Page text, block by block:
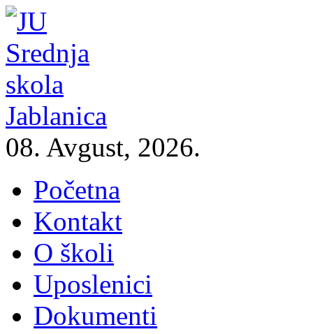
08. Avgust, 2026.
Početna
Kontakt
O školi
Uposlenici
Dokumenti